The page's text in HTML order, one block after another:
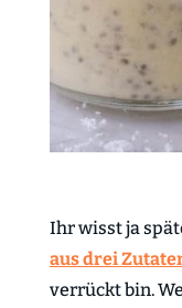
Ihr wisst ja
aus drei
verrückt bin.